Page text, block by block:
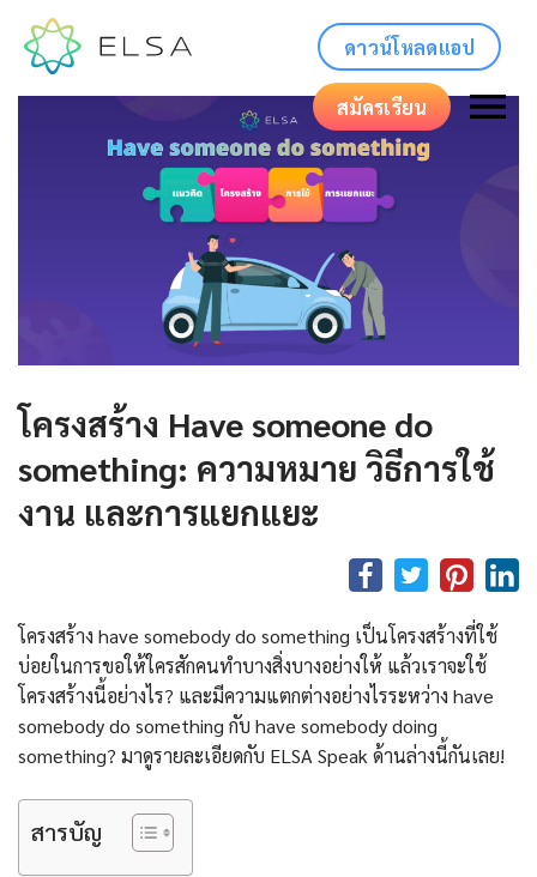
ดาวน์โหลดแอป
สมัครเรียน
โครงสร้าง Have someone do
something: ความหมาย วิธีการใช้
งาน และการแยกแยะ
โครงสร้าง have somebody do something เป็นโครงสร้างที่ใช้
บ่อยในการขอให้ใครสักคนทำบางสิ่งบางอย่างให้ แล้วเราจะใช้
โครงสร้างนี้อย่างไร? และมีความแตกต่างอย่างไรระหว่าง have
somebody do something กับ have somebody doing
something? มาดูรายละเอียดกับ ELSA Speak ด้านล่างนี้กันเลย!
สารบัญ